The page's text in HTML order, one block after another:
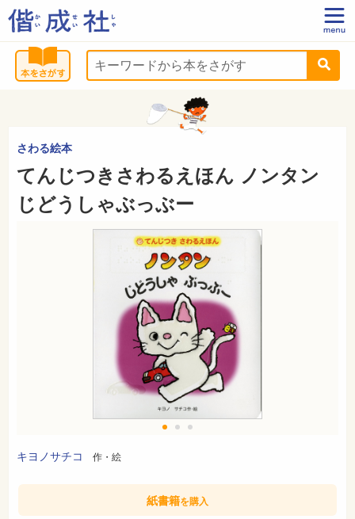
さわる絵本
てんじつきさわるえほん ノンタン
じどうしゃぶっぶー
キヨノサチコ 作・絵
紙書籍を購入